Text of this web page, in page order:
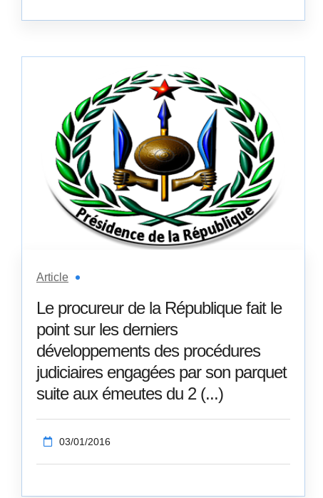
Article
Le procureur de la République fait le
point sur les derniers
développements des procédures
judiciaires engagées par son parquet
suite aux émeutes du 2 (...)
03/01/2016